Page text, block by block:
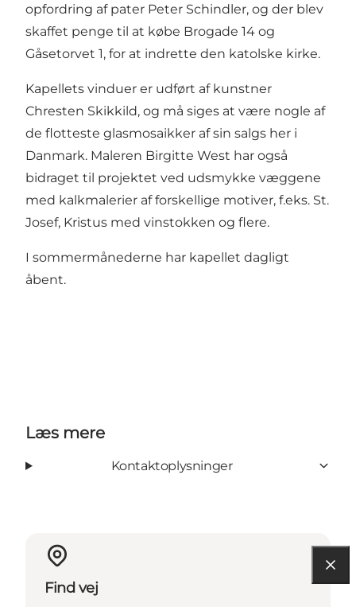
opfordring af pater Peter Schindler, og der blev
skaffet penge til at købe Brogade 14 og
Gåsetorvet 1, for at indrette den katolske kirke.
Kapellets vinduer er udført af kunstner
Chresten Skikkild, og må siges at være nogle af
de flotteste glasmosaikker af sin salgs her i
Danmark. Maleren Birgitte West har også
bidraget til projektet ved udsmykke væggene
med kalkmalerier af forskellige motiver, f.eks. St.
Josef, Kristus med vinstokken og flere.
I sommermånederne har kapellet dagligt
åbent.
Læs mere
Kontaktoplysninger
Find vej